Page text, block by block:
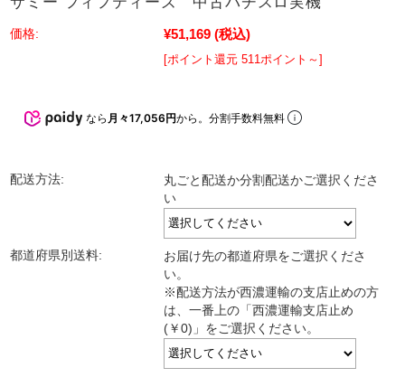
価格: ¥51,169 (税込)
[ポイント還元 511ポイント～]
なら 月々17,056円から。分割手数料無料
配送方法:
丸ごと配送か分割配送かご選択くださ
い
都道府県別送料:
お届け先の都道府県をご選択くださ
い。
※配送方法が西濃運輸の支店止めの方
は、一番上の「西濃運輸支店止め
(￥0)」をご選択ください。